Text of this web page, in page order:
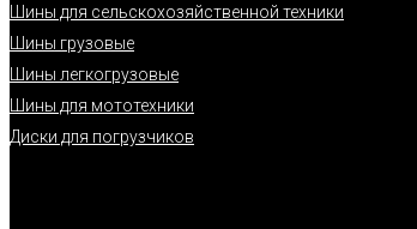
Шины для сельскохозяйственной техники
Шины грузовые
Шины легкогрузовые
Шины для мототехники
Диски для погрузчиков